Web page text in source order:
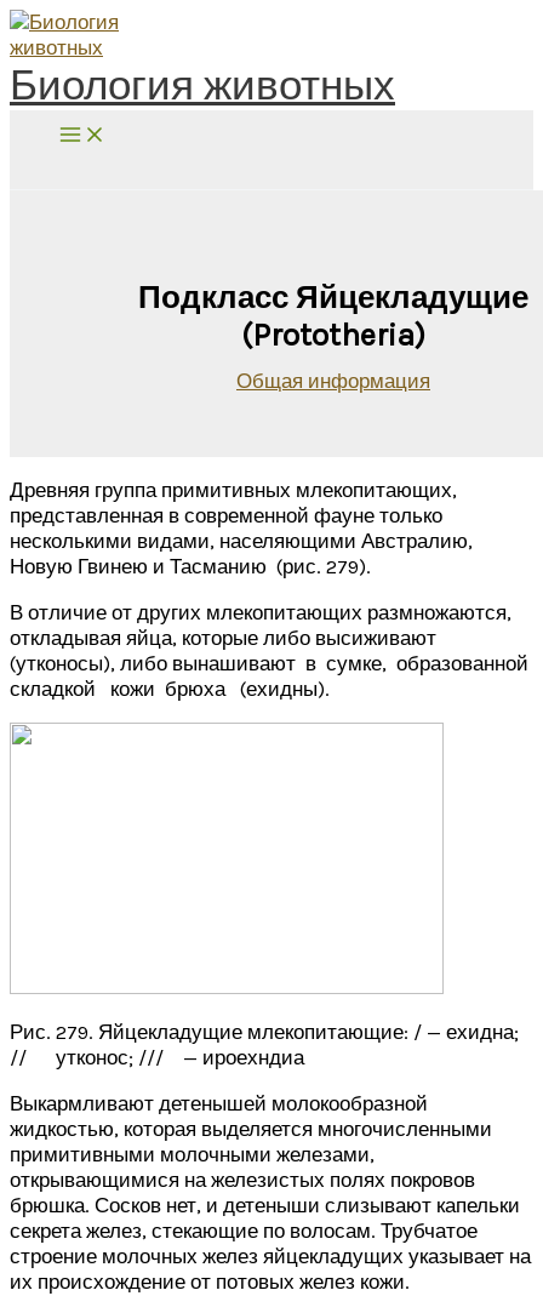
Перейти
к
содержимому
Биология животных
Подкласс Яйцекладущие
(Prototheria)
Общая информация
Древняя группа примитивных млекопитающих,
представленная в современной фауне только
несколькими видами, населяющими Австралию,
Новую Гвинею и Тасманию (рис. 279).
В отличие от других млекопитающих размножаются,
откладывая яйца, которые либо высиживают
(утконосы), либо вынашивают в сумке, образованной
складкой кожи брюха (ехидны).
Рис. 279. Яйцекладущие млекопитающие: / — ехидна;
// утконос; /// — ироехндиа
Выкармливают детенышей молокообразной
жидкостью, которая выделяется многочисленными
примитивными молочными железами,
открывающимися на железистых полях покровов
брюшка. Сосков нет, и детеныши слизывают капельки
секрета желез, стекающие по волосам. Трубчатое
строение молочных желез яйцекладущих указывает на
их происхождение от потовых желез кожи.